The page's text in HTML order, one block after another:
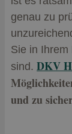
genau zu
Sie in
sind. DKV
und zu